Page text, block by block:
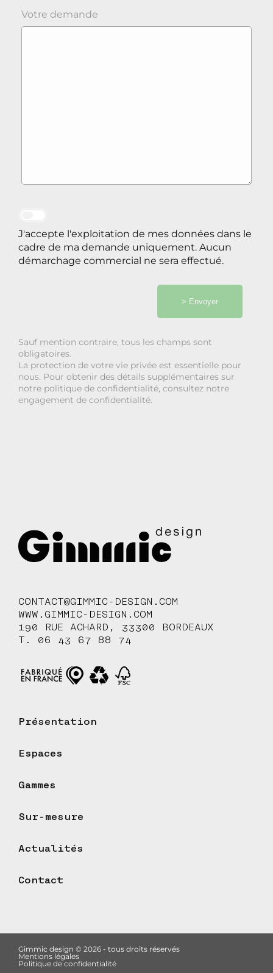
Votre demande
J'accepte l'exploitation de mes données dans le
cadre de ma demande uniquement. Aucun
démarchage commercial ne sera effectué.
> Envoyer
Sauf mention contraire, tous les champs sont
obligatoires.
La protection de votre vie privée est essentielle pour
nous. Pour obtenir des détails supplémentaires sur
notre politique de confidentialité, consultez notre
engagement de confidentialité.
CONTACT@GIMMIC-DESIGN.COM
WWW.GIMMIC-DESIGN.COM
190 RUE ACHARD, 33300 BORDEAUX
T. 06 43 67 88 74
Présentation
Espaces
Gammes
Sur-mesure
Actualités
Contact
Gimmic design © 2026 - tous droits réservés
Mentions légales
Politique de confidentialité